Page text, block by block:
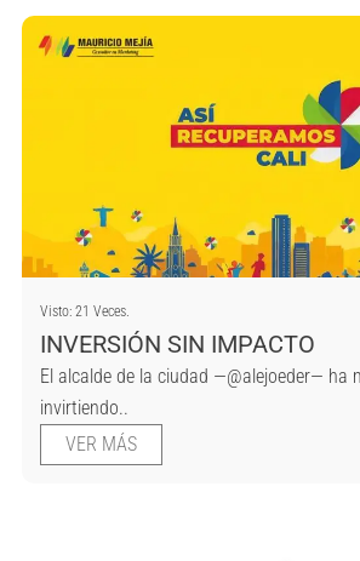
Visto: 21 Veces.
INVERSIÓN SIN IMPACTO
El alcalde de la ciudad —@alejoeder— ha
invirtiendo..
VER MÁS